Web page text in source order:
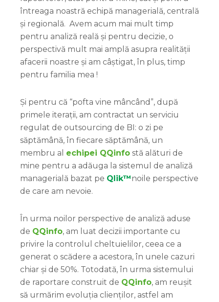
întreaga noastră echipă managerială, centrală
și regională. Avem acum mai mult timp
pentru analiză reală și pentru decizie, o
perspectivă mult mai amplă asupra realității
afacerii noastre și am câștigat, în plus, timp
pentru familia mea !
Și pentru că “pofta vine mâncând”, după
primele iterații, am contractat un serviciu
regulat de outsourcing de BI: o zi pe
săptămână, în fiecare săptămână, un
membru al echipei QQinfo stă alături de
mine pentru a adăuga la sistemul de analiză
managerială bazat pe Qlik™noile perspective
de care am nevoie.
În urma noilor perspective de analiză aduse
de QQinfo, am luat decizii importante cu
privire la controlul cheltuielilor, ceea ce a
generat o scădere a acestora, în unele cazuri
chiar și de 50%. Totodată, în urma sistemului
de raportare construit de QQinfo, am reușit
să urmărim evoluția clienților, astfel am